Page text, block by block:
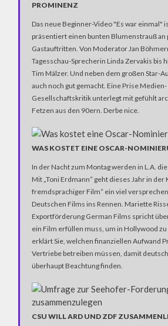
PROMINENZ
Das neue Beginner-Video "Es war einmal"
präsentiert einen bunten Blumenstrauß
Gastauftritten. Von Moderator Jan
Tagesschau-Sprecherin Linda Zervakis bis
Tim Mälzer. Und neben dem großen Star-
auch noch gut gemacht. Eine Prise Medien-
Gesellschaftskritik unterlegt mit gefühlt
Fetzen aus den 90ern. Derbe nice.
WAS KOSTET EINE OSCAR-
In der Nacht zum Montag werden in L.A.
Mit „Toni Erdmann“ geht dieses Jahr in
fremdsprachiger Film“ ein viel
Deutschen Films ins Rennen. Mariette
Exportförderung German Films spricht
ein Film erfüllen muss, um in Hollywood
erklärt Sie, welchen finanziellen Aufwand
Vertriebe betreiben müssen, damit
überhaupt Beachtung finden.
CSU WILL ARD UND ZDF